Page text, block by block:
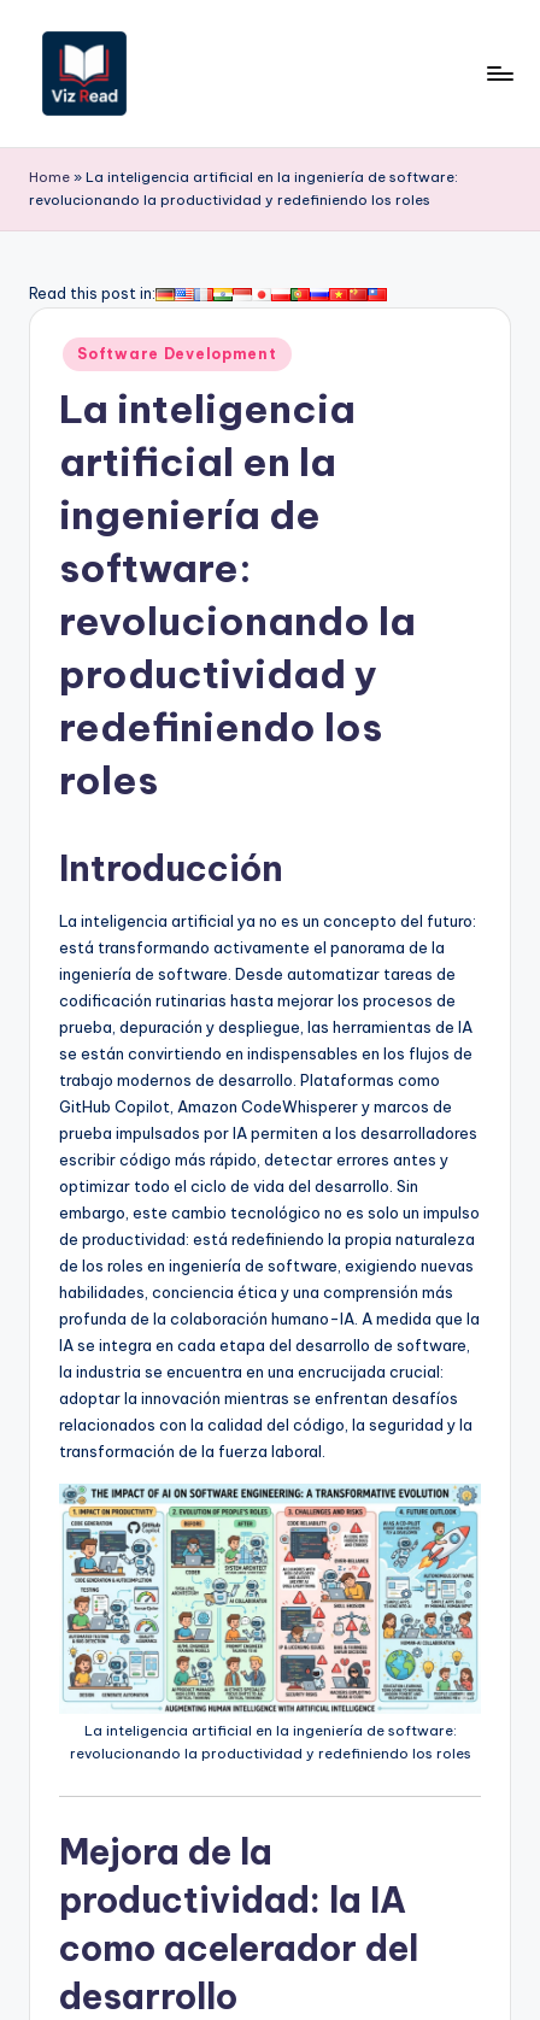
contenido
iz
R
a
ni
w
&
D
it
si
Home » La inteligencia artificial en la ingeniería de software:
revolucionando la productividad y redefiniendo los roles
Read this post in:
Publicado
en
Software Development
La inteligencia
artificial en la
ingeniería de
software:
revolucionando la
productividad y
redefiniendo los
roles
Introducción
La inteligencia artificial ya no es un concepto del futuro:
está transformando activamente el panorama de la
ingeniería de software. Desde automatizar tareas de
codificación rutinarias hasta mejorar los procesos de
prueba, depuración y despliegue, las herramientas de IA
se están convirtiendo en indispensables en los flujos de
trabajo modernos de desarrollo. Plataformas como
GitHub Copilot, Amazon CodeWhisperer y marcos de
prueba impulsados por IA permiten a los desarrolladores
escribir código más rápido, detectar errores antes y
optimizar todo el ciclo de vida del desarrollo. Sin
embargo, este cambio tecnológico no es solo un impulso
de productividad: está redefiniendo la propia naturaleza
de los roles en ingeniería de software, exigiendo nuevas
habilidades, conciencia ética y una comprensión más
profunda de la colaboración humano-IA. A medida que la
IA se integra en cada etapa del desarrollo de software,
la industria se encuentra en una encrucijada crucial:
adoptar la innovación mientras se enfrentan desafíos
relacionados con la calidad del código, la seguridad y la
transformación de la fuerza laboral.
La inteligencia artificial en la ingeniería de software:
revolucionando la productividad y redefiniendo los roles
Mejora de la
productividad: la IA
como acelerador del
desarrollo